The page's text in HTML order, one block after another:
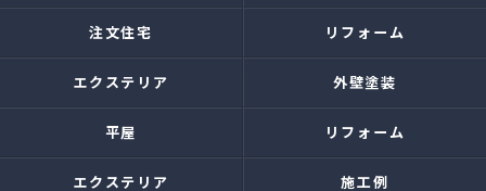
注文住宅 リフォーム
エクステリア 外壁塗装
平屋 リフォーム
エクステリア 施工例